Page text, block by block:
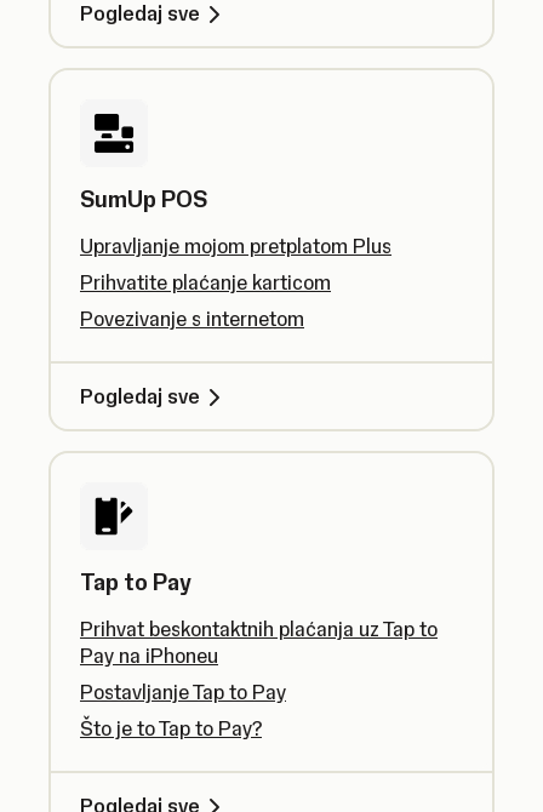
Pogledaj sve
SumUp POS
Upravljanje mojom pretplatom Plus
Prihvatite plaćanje karticom
Povezivanje s internetom
Pogledaj sve
Tap to Pay
Prihvat beskontaktnih plaćanja uz Tap to
Pay na iPhoneu
Postavljanje Tap to Pay
Što je to Tap to Pay?
Pogledaj sve